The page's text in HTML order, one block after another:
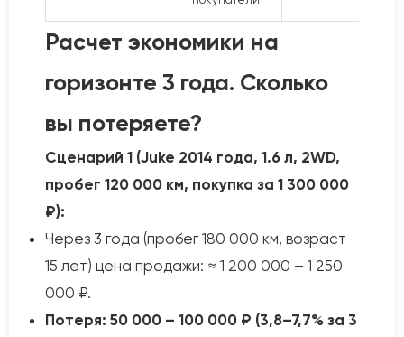
Расчет экономики на
горизонте 3 года. Сколько
вы потеряете?
Сценарий 1 (Juke 2014 года, 1.6 л, 2WD,
пробег 120 000 км, покупка за 1 300 000
₽):
Через 3 года (пробег 180 000 км, возраст
15 лет) цена продажи: ≈ 1 200 000 – 1 250
000 ₽.
Потеря: 50 000 – 100 000 ₽ (3,8–7,7% за 3